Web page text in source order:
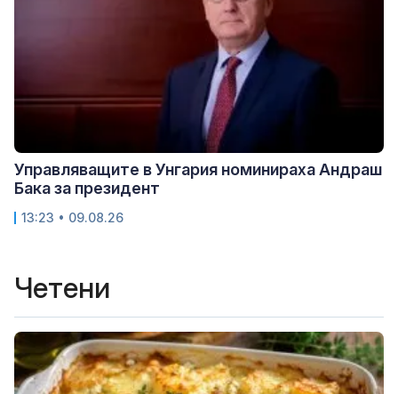
Управляващите в Унгария номинираха Андраш
Бака за президент
13:23 • 09.08.26
Четени